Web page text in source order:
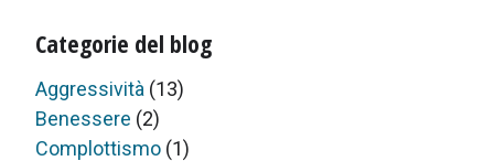
Categorie del blog
Aggressività (13)
Benessere (2)
Complottismo (1)